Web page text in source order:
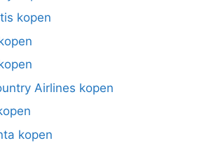
kopen
Airlines kopen
kopen